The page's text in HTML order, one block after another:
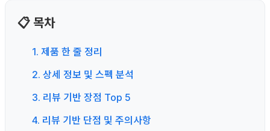
📋 목차
1. 제품 한 줄 정리
2. 상세 정보 및 스펙 분석
3. 리뷰 기반 장점 Top 5
4. 리뷰 기반 단점 및 주의사항